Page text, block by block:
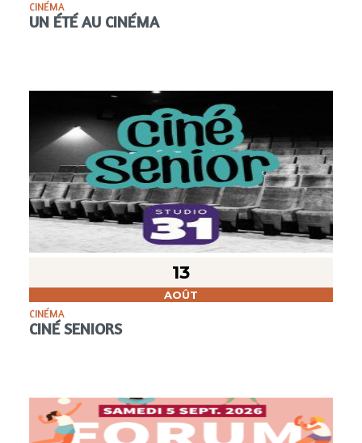
CINÉMA
UN ÉTÉ AU CINÉMA
13
AOÛT
CINÉMA
CINÉ SENIORS